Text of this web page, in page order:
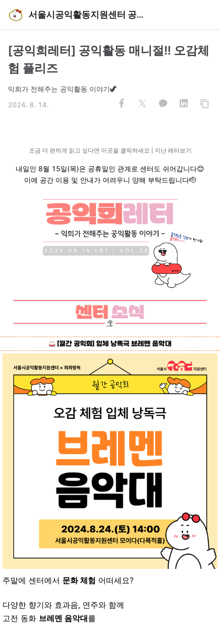
서울시공익활동지원센터 공익희레터
[공익희레터] 공익활동 매니절!! 오감체
험 플리즈
익희가 전해주는 공익활동 이야기🦖
2024. 8. 14.
조금 더 편하게 읽고 싶다면 이곳을 클릭하세요 지난 레터보기
내일인 8월 15일(목)은 공휴일인 관계로 센터도 쉬어갑니다😊
이에 공간 이용 및 안내가 어려우니 양해 부탁드립니다🫡
주말에 센터에서 문화 체험 어떠세요?
다양한 향기와 효과음, 연주와 함께
고전 동화 브레멘 음악대를